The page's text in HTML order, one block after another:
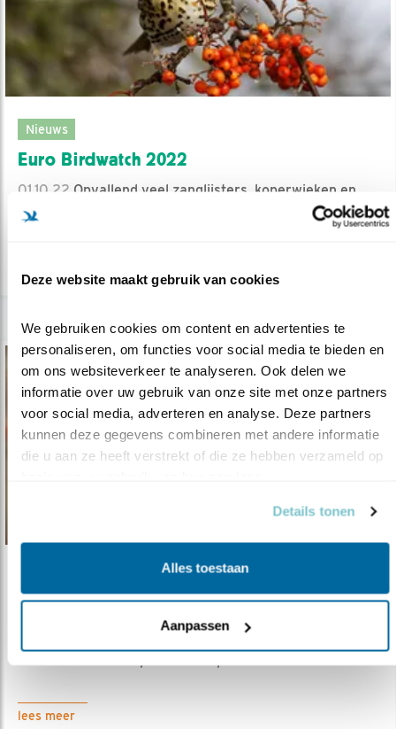
Deze website maakt gebruik van cookies
We gebruiken cookies om content en advertenties te
personaliseren, om functies voor social media te bieden en
om ons websiteverkeer te analyseren. Ook delen we
informatie over uw gebruik van onze site met onze partners
voor social media, adverteren en analyse. Deze partners
kunnen deze gegevens combineren met andere informatie
die u aan ze heeft verstrekt of die ze hebben verzameld op
Details tonen
Alles toestaan
Aanpassen
Nieuws
Euro Birdwatch 2022
01.10.22 Opvallend veel zanglijsters, koperwieken en
beflijsters werden gezien.
Nationale Tuinvogeltelling
Merel lijkt zich licht te herstellen. Veel
lees meer